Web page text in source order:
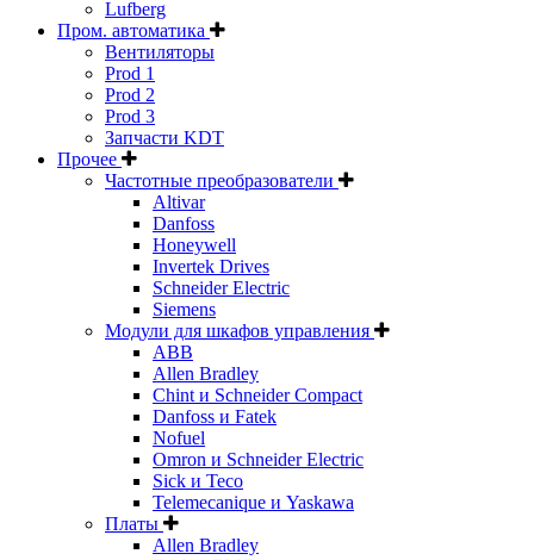
Lufberg
Пром. автоматика
Вентиляторы
Prod 1
Prod 2
Prod 3
Запчасти KDT
Прочее
Частотные преобразователи
Altivar
Danfoss
Honeywell
Invertek Drives
Schneider Electric
Siemens
Модули для шкафов управления
ABB
Allen Bradley
Chint и Schneider Compact
Danfoss и Fatek
Nofuel
Omron и Schneider Electric
Sick и Teco
Telemecanique и Yaskawa
Платы
Allen Bradley